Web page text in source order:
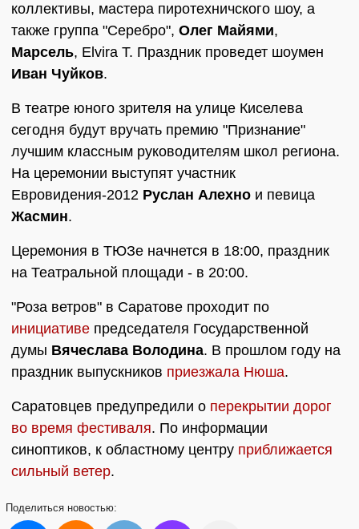
коллективы, мастера пиротехничского шоу, а
также группа "Серебро", Олег Майями,
Марсель, Elvira T. Праздник проведет шоумен
Иван Чуйков.
В театре юного зрителя на улице Киселева
сегодня будут вручать премию "Признание"
лучшим классным руководителям школ региона.
На церемонии выступят участник
Евровидения-2012 Руслан Алехно и певица
Жасмин.
Церемония в ТЮЗе начнется в 18:00, праздник
на Театральной площади - в 20:00.
"Роза ветров" в Саратове проходит по
инициативе председателя Государственной
думы Вячеслава Володина. В прошлом году на
праздник выпускников приезжала Нюша.
Саратовцев предупредили о перекрытии дорог
во время фестиваля. По информации
синоптиков, к областному центру приближается
сильный ветер.
Поделиться новостью: